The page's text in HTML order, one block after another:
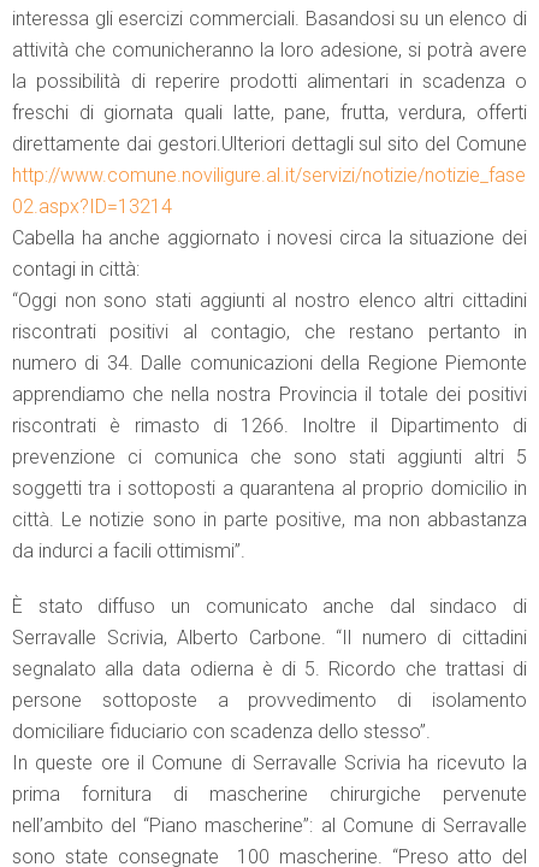
interessa gli esercizi commerciali. Basandosi su un elenco di
attività che comunicheranno la loro adesione, si potrà avere
la possibilità di reperire prodotti alimentari in scadenza o
freschi di giornata quali latte, pane, frutta, verdura, offerti
direttamente dai gestori.Ulteriori dettagli sul sito del Comune
http://www.comune.noviligure.al.it/servizi/notizie/notizie_fase
02.aspx?ID=13214
Cabella ha anche aggiornato i novesi circa la situazione dei
contagi in città:
“Oggi non sono stati aggiunti al nostro elenco altri cittadini
riscontrati positivi al contagio, che restano pertanto in
numero di 34. Dalle comunicazioni della Regione Piemonte
apprendiamo che nella nostra Provincia il totale dei positivi
riscontrati è rimasto di 1266. Inoltre il Dipartimento di
prevenzione ci comunica che sono stati aggiunti altri 5
soggetti tra i sottoposti a quarantena al proprio domicilio in
città. Le notizie sono in parte positive, ma non abbastanza
da indurci a facili ottimismi”.
È stato diffuso un comunicato anche dal sindaco di
Serravalle Scrivia, Alberto Carbone. “Il numero di cittadini
segnalato alla data odierna è di 5. Ricordo che trattasi di
persone sottoposte a provvedimento di isolamento
domiciliare fiduciario con scadenza dello stesso”.
In queste ore il Comune di Serravalle Scrivia ha ricevuto la
prima fornitura di mascherine chirurgiche pervenute
nell’ambito del “Piano mascherine”: al Comune di Serravalle
sono state consegnate 100 mascherine. “Preso atto del